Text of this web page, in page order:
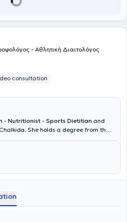
- Αθλητική Διαιτολόγος
consultation
- Nutritionist - Sports Dietitian and
She holds a degree from the
degree from Harokopio University.
at Harokopio University
of Health in collaboration with
cardiovascular diseases,
nutrition in both adults and children.
women, and individuals with eating